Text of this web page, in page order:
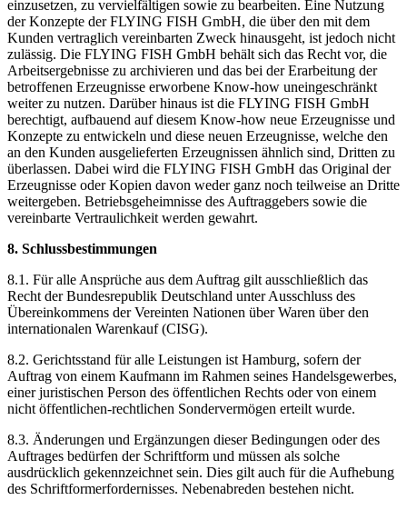
einzusetzen, zu vervielfältigen sowie zu bearbeiten. Eine Nutzung
der Konzepte der FLYING FISH GmbH, die über den mit dem
Kunden vertraglich vereinbarten Zweck hinausgeht, ist jedoch nicht
zulässig. Die FLYING FISH GmbH behält sich das Recht vor, die
Arbeitsergebnisse zu archivieren und das bei der Erarbeitung der
betroffenen Erzeugnisse erworbene Know-how uneingeschränkt
weiter zu nutzen. Darüber hinaus ist die FLYING FISH GmbH
berechtigt, aufbauend auf diesem Know-how neue Erzeugnisse und
Konzepte zu entwickeln und diese neuen Erzeugnisse, welche den
an den Kunden ausgelieferten Erzeugnissen ähnlich sind, Dritten zu
überlassen. Dabei wird die FLYING FISH GmbH das Original der
Erzeugnisse oder Kopien davon weder ganz noch teilweise an Dritte
weitergeben. Betriebsgeheimnisse des Auftraggebers sowie die
vereinbarte Vertraulichkeit werden gewahrt.
8. Schlussbestimmungen
8.1. Für alle Ansprüche aus dem Auftrag gilt ausschließlich das
Recht der Bundesrepublik Deutschland unter Ausschluss des
Übereinkommens der Vereinten Nationen über Waren über den
internationalen Warenkauf (CISG).
8.2. Gerichtsstand für alle Leistungen ist Hamburg, sofern der
Auftrag von einem Kaufmann im Rahmen seines Handelsgewerbes,
einer juristischen Person des öffentlichen Rechts oder von einem
nicht öffentlichen-rechtlichen Sondervermögen erteilt wurde.
8.3. Änderungen und Ergänzungen dieser Bedingungen oder des
Auftrages bedürfen der Schriftform und müssen als solche
ausdrücklich gekennzeichnet sein. Dies gilt auch für die Aufhebung
des Schriftformerfordernisses. Nebenabreden bestehen nicht.